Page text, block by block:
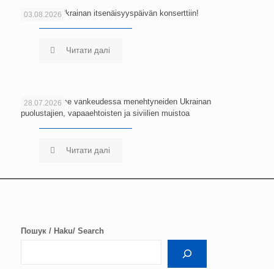
03.08.2026
Tervetuloa Ukrainan itsenäisyyspäivän konserttiin!
Читати далі
28.07.2026
Kunnioitamme vankeudessa menehtyneiden Ukrainan
puolustajien, vapaaehtoisten ja siviilien muistoa
Читати далі
Пошук / Haku/ Search